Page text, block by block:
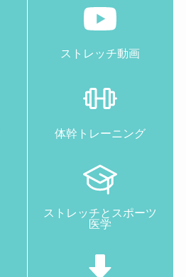
ストレッチ動画
体幹トレーニング
ストレッチとスポーツ
医学